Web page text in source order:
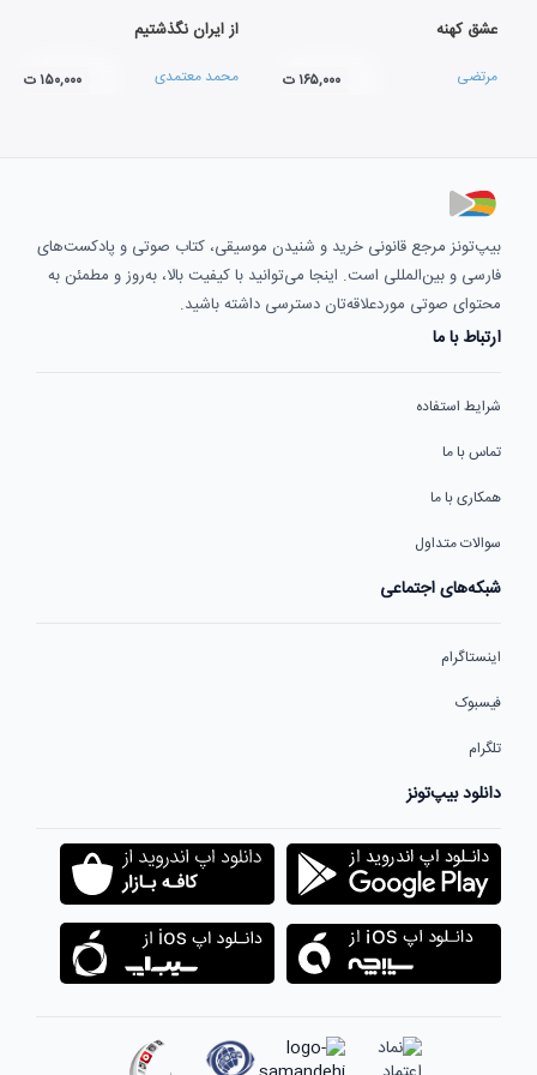
عشق کهنه
مرتضی ۱۶۵,۰۰۰ ت
از ایران نگذشتیم
محمد معتمدی ۱۵۰,۰۰۰ ت
بیپ‌تونز مرجع قانونی خرید و شنیدن موسیقی، کتاب صوتی و پادکست‌های
فارسی و بین‌المللی است. اینجا می‌توانید با کیفیت بالا، به‌روز و مطمئن به
محتوای صوتی موردعلاقه‌تان دسترسی داشته باشید.
ارتباط با ما
شرایط استفاده
تماس با ما
همکاری با ما
سوالات متداول
شبکه‌های اجتماعی
اینستاگرام
فیسبوک
تلگرام
دانلود بیپ‌تونز